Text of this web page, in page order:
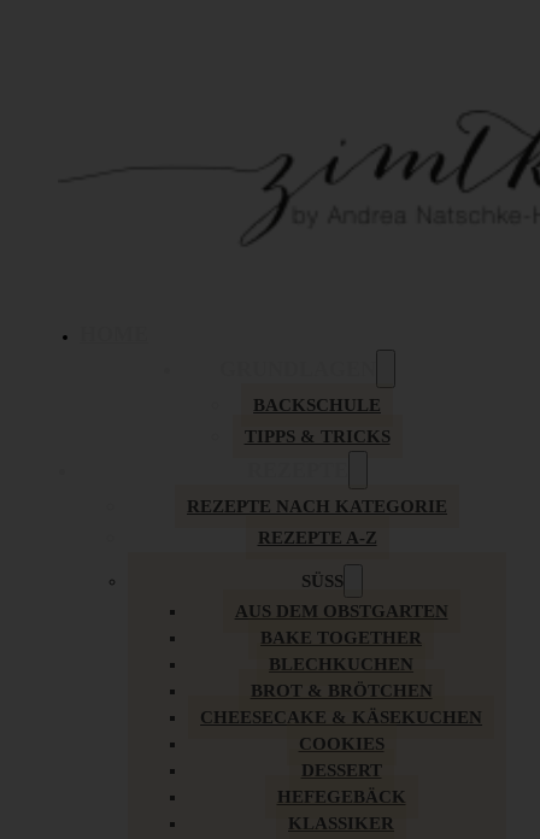
BACKSCHULE
TIPPS & TRICKS
REZEPTE NACH KATEGORIE
REZEPTE A-Z
SÜSS
AUS DEM OBSTGARTEN
BAKE TOGETHER
BLECHKUCHEN
BROT & BRÖTCHEN
CHEESECAKE & KÄSEKUCHEN
COOKIES
DESSERT
HEFEGEBÄCK
KLASSIKER